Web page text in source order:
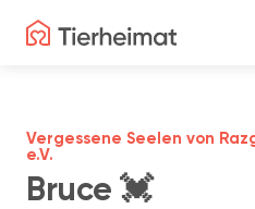
Bruce 💓
Vergessene Seelen von
e.V.